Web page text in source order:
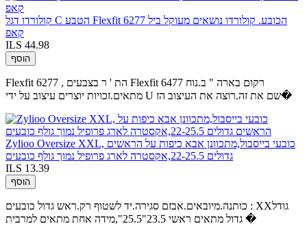
קולורדו דגל C הטבע Flexfit 6277 הכובע. קולורדו נושאים מעוקל ביל
קאפ
ILS 44.98
הוסף
Flexfit 6277 , הת ' ר בצבעים Flexfit 6477 רקום בארה " ב.נוח
מתאים.זכויות יוצרים עיצוב על ידי U שם את זה.רוצה את העיצוב הז�
Zylioo Oversize XXL, כובעי בייסבול,מתכוונן אבא כיפות על הראשים
גדולים 22-25.5,אקסטרה לארג פרופיל נמוך גולף כובעים
ILS 13.39
הוסף
כותנה.מיובאים.אבזם סגירה.יד לשטוף רק.ראש גדול כובעים : XXגודל
גדול מתאים ראשי 23.5"25.5",מידה אחת מתאים למרבית �